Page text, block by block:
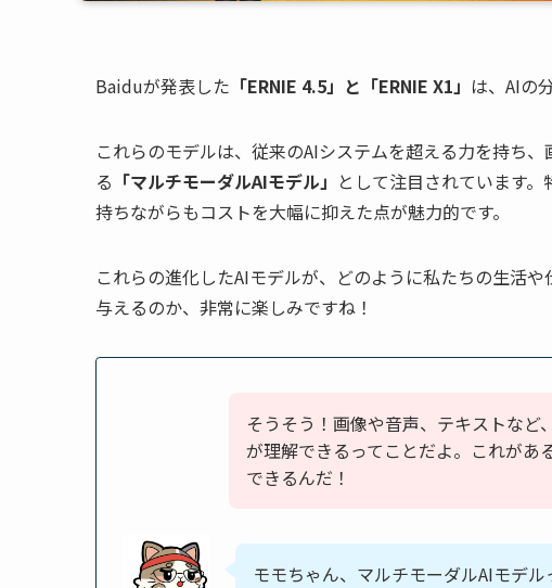
Baiduが発表した 「ERNIE 4.5」と「ERNIE X1」 は、AIの
これらのモデルは、従来のAIシステムを超える力を持ち
る 「マルチモーダルAIモデル」 として注目されています
持ちながらもコストを大幅に抑えた点が魅力的です。
これらの進化したAIモデルが、どのように私たちの生活
与えるのか、非常に楽しみですね！
そうそう！画像や音声、テキストなど
が理解できるってことだよ。これがあ
できるんだ！
モモちゃん、マルチモーダルAIモデ